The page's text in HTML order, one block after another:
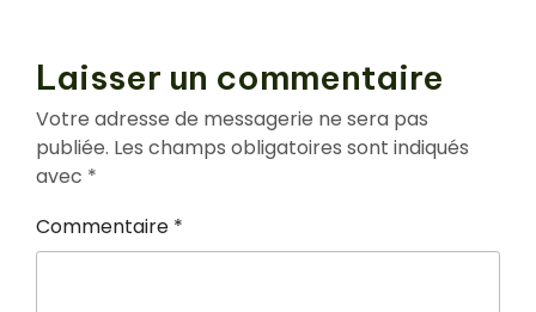
Laisser un commentaire
Votre adresse de messagerie ne sera pas
publiée. Les champs obligatoires sont indiqués
avec *
Commentaire *